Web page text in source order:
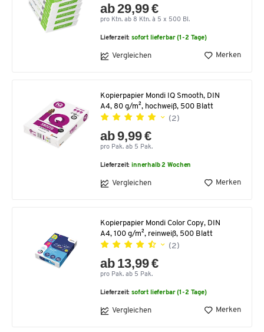
ab 29,99 €
pro Ktn. ab 8 Ktn. à 5 x 500 Bl.
Lieferzeit:sofort lieferbar (1-2 Tage)
Vergleichen Merken
Kopierpapier Mondi IQ Smooth, DIN
A4, 80 g/m², hochweiß, 500 Blatt
(2)
ab 9,99 €
pro Pak. ab 5 Pak.
Lieferzeit:innerhalb 2 Wochen
Vergleichen Merken
Kopierpapier Mondi Color Copy, DIN
A4, 100 g/m², reinweiß, 500 Blatt
(2)
ab 13,99 €
pro Pak. ab 5 Pak.
Lieferzeit:sofort lieferbar (1-2 Tage)
Vergleichen Merken